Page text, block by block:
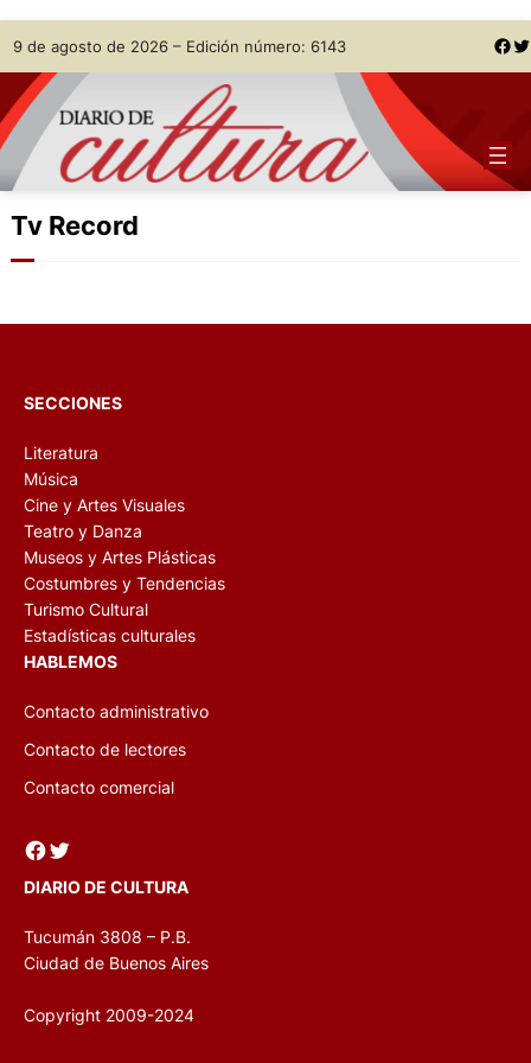
Skip
to
content
9 de agosto de 2026 – Edición número: 6143 Facebook Twitter
Tv Record
SECCIONES
Literatura
Música
Cine y Artes Visuales
Teatro y Danza
Museos y Artes Plásticas
Costumbres y Tendencias
Turismo Cultural
Estadísticas culturales
HABLEMOS
Contacto administrativo
Contacto de lectores
Contacto comercial
Facebook Twitter
DIARIO DE CULTURA
Tucumán 3808 – P.B.
Ciudad de Buenos Aires
Copyright 2009-2024